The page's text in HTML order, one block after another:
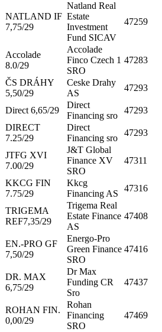
NATLAND IF
7,75/29
Natland Real
Estate
Investment
Fund SICAV
47259
Accolade
8.0/29
Accolade
Finco Czech 1
SRO
47283
ČS DRÁHY
5,50/29
Ceske Drahy
AS
47293
Direct 6,65/29
Direct
Financing sro
47293
DIRECT
7.25/29
Direct
Financing sro
47293
JTFG XVI
7.00/29
J&T Global
Finance XV
SRO
47311
KKCG FIN
7.75/29
Kkcg
Financing AS
47316
TRIGEMA
REF7,35/29
Trigema Real
Estate Finance
AS
47408
EN.-PRO GF
7,50/29
Energo-Pro
Green Finance
SRO
47416
DR. MAX
6,75/29
Dr Max
Funding CR
Sro
47437
ROHAN FIN.
0,00/29
Rohan
Financing
SRO
47469